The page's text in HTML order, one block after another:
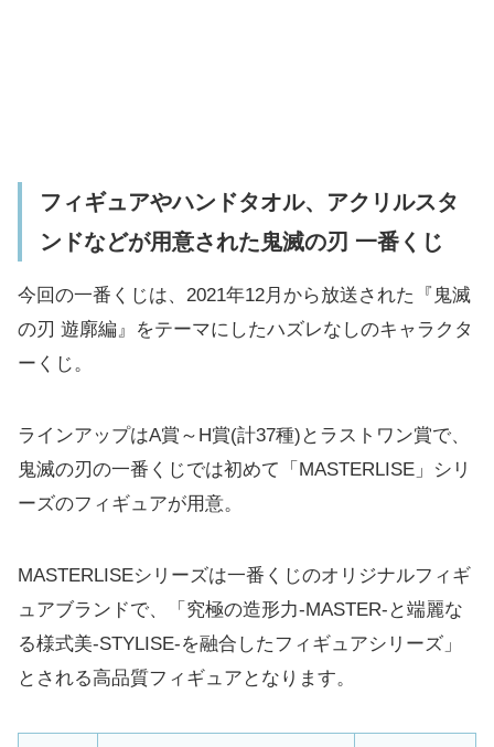
フィギュアやハンドタオル、アクリルスタ
ンドなどが用意された鬼滅の刃 一番くじ
今回の一番くじは、2021年12月から放送された『鬼滅
の刃 遊廓編』をテーマにしたハズレなしのキャラクタ
ーくじ。
ラインアップはA賞～H賞(計37種)とラストワン賞で、
鬼滅の刃の一番くじでは初めて「MASTERLISE」シリ
ーズのフィギュアが用意。
MASTERLISEシリーズは一番くじのオリジナルフィギ
ュアブランドで、「究極の造形力-MASTER-と端麗な
る様式美-STYLISE-を融合したフィギュアシリーズ」
とされる高品質フィギュアとなります。